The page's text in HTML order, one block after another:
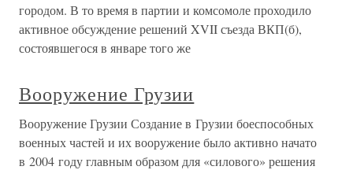
городом. В то время в партии и комсомоле проходило
активное обсуждение решений XVII съезда ВКП(б),
состоявшегося в январе того же
Вооружение Грузии
Вооружение Грузии Создание в Грузии боеспособных
военных частей и их вооружение было активно начато
в 2004 году главным образом для «силового» решения